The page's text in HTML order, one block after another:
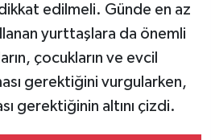
edilmeli. Günde en az
yurttaşlara da önemli
çocukların ve evcil
gerektiğini vurgularken,
gerektiğinin altını çizdi.